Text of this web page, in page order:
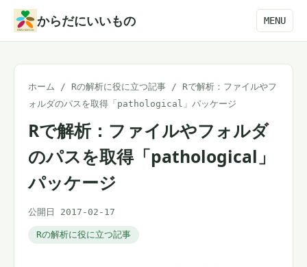
からだにいいもの MENU
ホーム / Rの解析に役に立つ記事 /
Rで解析：ファイルやフ
ォルダのパスを取得「pathological」パッケージ
Rで解析：ファイルやフォルダ
のパスを取得「pathological」
パッケージ
公開日 2017-02-17
Rの解析に役に立つ記事